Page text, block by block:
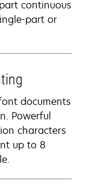
continuous
part or
documents
Powerful
characters
up to 8